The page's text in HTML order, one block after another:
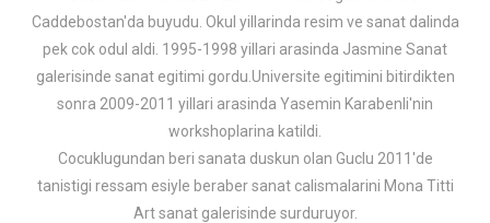
Caddebostan'da buyudu. Okul yillarinda resim ve sanat dalinda
pek cok odul aldi. 1995-1998 yillari arasinda Jasmine Sanat
galerisinde sanat egitimi gordu.Universite egitimini bitirdikten
sonra 2009-2011 yillari arasinda Yasemin Karabenli'nin
workshoplarina katildi.
Cocuklugundan beri sanata duskun olan Guclu 2011'de
tanistigi ressam esiyle beraber sanat calismalarini Mona Titti
Art sanat galerisinde surduruyor.